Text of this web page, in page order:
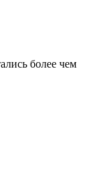
более чем